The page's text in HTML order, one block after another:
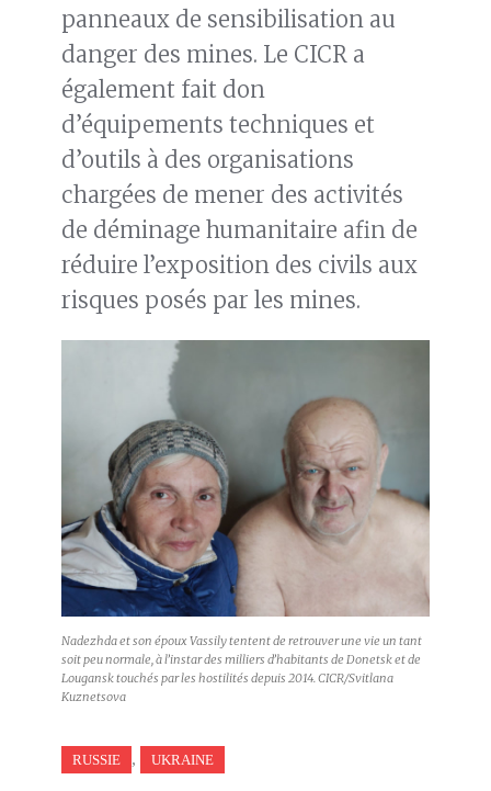
panneaux de sensibilisation au
danger des mines. Le CICR a
également fait don
d’équipements techniques et
d’outils à des organisations
chargées de mener des activités
de déminage humanitaire afin de
réduire l’exposition des civils aux
risques posés par les mines.
Nadezhda et son époux Vassily tentent de retrouver une vie un tant
soit peu normale, à l’instar des milliers d’habitants de Donetsk et de
Lougansk touchés par les hostilités depuis 2014. CICR/Svitlana
Kuznetsova
RUSSIE , UKRAINE